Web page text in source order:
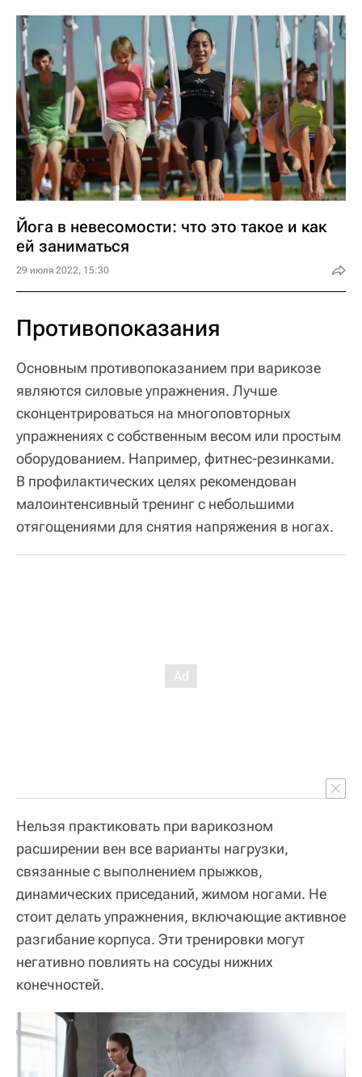
Йога в невесомости: что это такое и как
ей заниматься
29 июля 2022, 15:30
Противопоказания
Основным противопоказанием при варикозе
являются силовые упражнения. Лучше
сконцентрироваться на многоповторных
упражнениях с собственным весом или простым
оборудованием. Например, фитнес-резинками.
В профилактических целях рекомендован
малоинтенсивный тренинг с небольшими
отягощениями для снятия напряжения в ногах.
Нельзя практиковать при варикозном
расширении вен все варианты нагрузки,
связанные с выполнением прыжков,
динамических приседаний, жимом ногами. Не
стоит делать упражнения, включающие активное
разгибание корпуса. Эти тренировки могут
негативно повлиять на сосуды нижних
конечностей.